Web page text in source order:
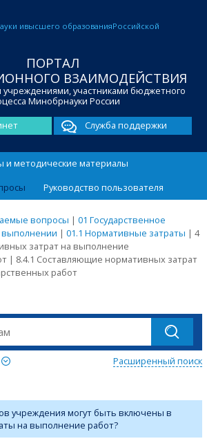
ивысшего образованияРоссийской
ПОРТАЛ
ВЗАИМОДЕЙСТВИЯ
учреждениями, участниками бюджетного
Минобрнауки России
Служба поддержки
и методические материалы
Руководство пользователя
вопросы | 01 Государственное
выполнении | 01.1 Нормативные затраты | 4
затрат на выполнение
| 8.4.1 Составляющие нормативных затрат
работ
Расширенный поиск
учреждения могут быть включены в
на выполнение работ?